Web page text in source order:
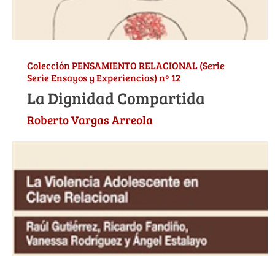
Colección PENSAMIENTO RELACIONAL (Serie
Serie Ensayos y Experiencias) nº 12
La Dignidad Compartida
Roberto Vargas Arreola